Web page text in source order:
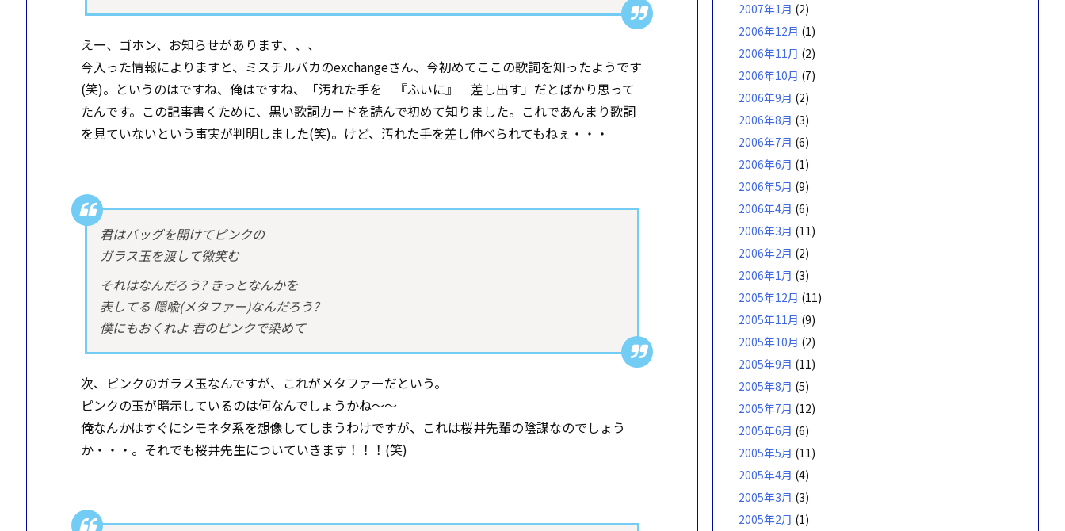
えー、ゴホン、お知らせがあります、、、
今入った情報によりますと、ミスチルバカのexchangeさん、今初めてここの歌詞を知ったようです
(笑)。というのはですね、俺はですね、「汚れた手を 『ふいに』 差し出す」だとばかり思って
たんです。この記事書くために、黒い歌詞カードを読んで初めて知りました。これであんまり歌詞
を見ていないという事実が判明しました(笑)。けど、汚れた手を差し伸べられてもねぇ・・・
君はバッグを開けてピンクの
ガラス玉を渡して微笑む
それはなんだろう? きっとなんかを
表してる 隠喩(メタファー)なんだろう?
僕にもおくれよ 君のピンクで染めて
次、ピンクのガラス玉なんですが、これがメタファーだという。
ピンクの玉が暗示しているのは何なんでしょうかね～～
俺なんかはすぐにシモネタ系を想像してしまうわけですが、これは桜井先輩の陰謀なのでしょう
か・・・。それでも桜井先生についていきます！！！(笑)
2007年1月 (2)
2006年12月 (1)
2006年11月 (2)
2006年10月 (7)
2006年9月 (2)
2006年8月 (3)
2006年7月 (6)
2006年6月 (1)
2006年5月 (9)
2006年4月 (6)
2006年3月 (11)
2006年2月 (2)
2006年1月 (3)
2005年12月 (11)
2005年11月 (9)
2005年10月 (2)
2005年9月 (11)
2005年8月 (5)
2005年7月 (12)
2005年6月 (6)
2005年5月 (11)
2005年4月 (4)
2005年3月 (3)
2005年2月 (1)